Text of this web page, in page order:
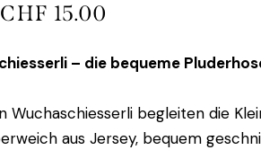
CHF 15.00
– die bequeme
Wuchaschiesserli begleiten die
aus Jersey, bequem